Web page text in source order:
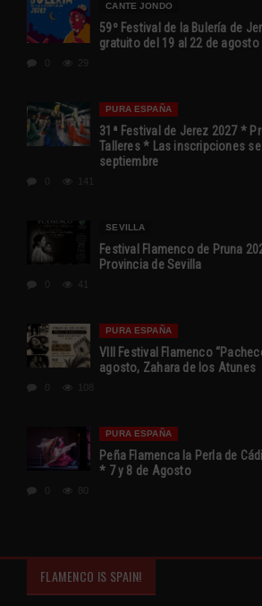
CANTE JONDO
59º Festival de la Bulería de
gratuito del 19 al 22 de agosto
PURA ESPAÑA
31ª Festival de Jerez 2027 *
Talleres * Las inscripciones
septiembre
SEVILLA
Festival Flamenco de Pruna
Provincia de Sevilla
PURA ESPAÑA
VIII Festival Flamenco
agosto, Zahara de los Atunes
108
PURA ESPAÑA
Peña Flamenca la Perla de
* 7 y 8 de Agosto
80
FLAMENCO IS SPAIN!